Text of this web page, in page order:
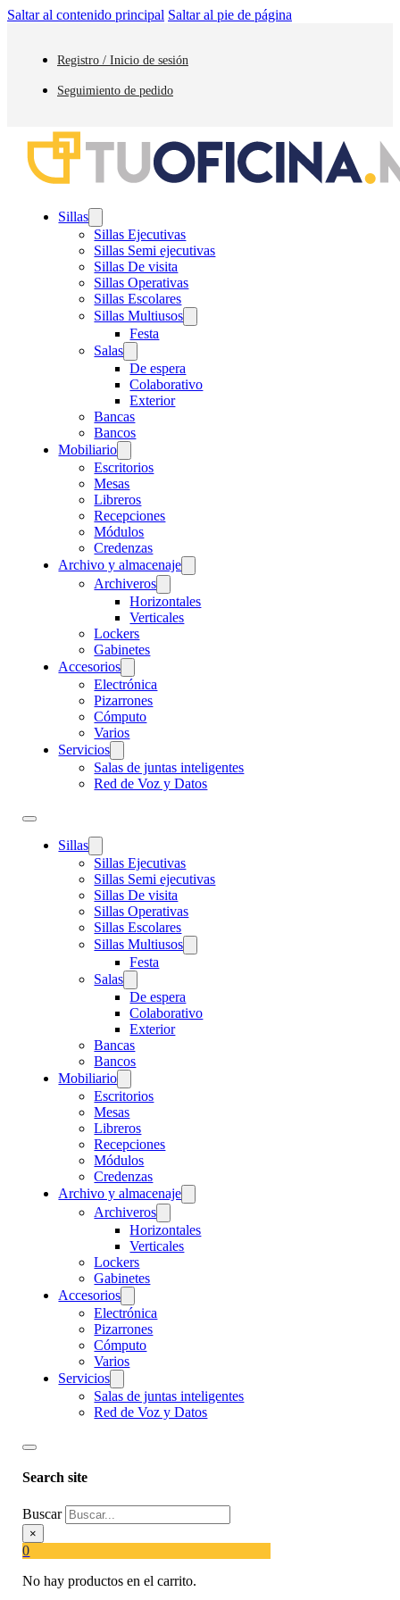
Saltar al contenido principal Saltar al pie de página
Registro / Inicio de sesión
Seguimiento de pedido
Sillas
Sillas Ejecutivas
Sillas Semi ejecutivas
Sillas De visita
Sillas Operativas
Sillas Escolares
Sillas Multiusos
Festa
Salas
De espera
Colaborativo
Exterior
Bancas
Bancos
Mobiliario
Escritorios
Mesas
Libreros
Recepciones
Módulos
Credenzas
Archivo y almacenaje
Archiveros
Horizontales
Verticales
Lockers
Gabinetes
Accesorios
Electrónica
Pizarrones
Cómputo
Varios
Servicios
Salas de juntas inteligentes
Red de Voz y Datos
Sillas
Sillas Ejecutivas
Sillas Semi ejecutivas
Sillas De visita
Sillas Operativas
Sillas Escolares
Sillas Multiusos
Festa
Salas
De espera
Colaborativo
Exterior
Bancas
Bancos
Mobiliario
Escritorios
Mesas
Libreros
Recepciones
Módulos
Credenzas
Archivo y almacenaje
Archiveros
Horizontales
Verticales
Lockers
Gabinetes
Accesorios
Electrónica
Pizarrones
Cómputo
Varios
Servicios
Salas de juntas inteligentes
Red de Voz y Datos
Search site
Buscar
×
0
No hay productos en el carrito.